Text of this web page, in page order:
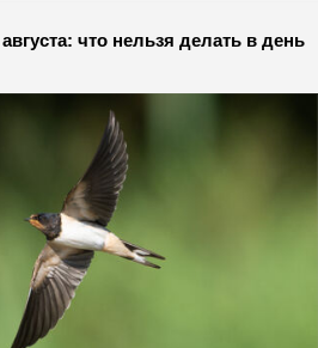
что нельзя делать в день